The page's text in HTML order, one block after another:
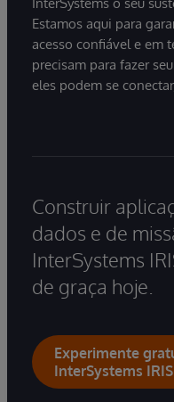
Estamos aqui para
acesso confiável e em
precisam para fazer
eles podem se
Construir
dados e de
InterSystems
de graça hoje.
Experimente
InterSystems IRIS